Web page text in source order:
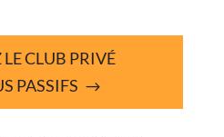
CLUB PRIVÉ
PASSIFS